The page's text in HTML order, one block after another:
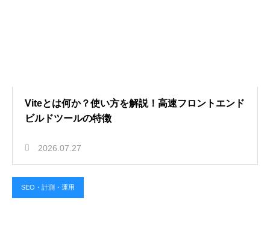
Viteとは何か？使い方を解説！高速フロントエンド
ビルドツールの特徴
2026.07.27
SEO・計測・運用